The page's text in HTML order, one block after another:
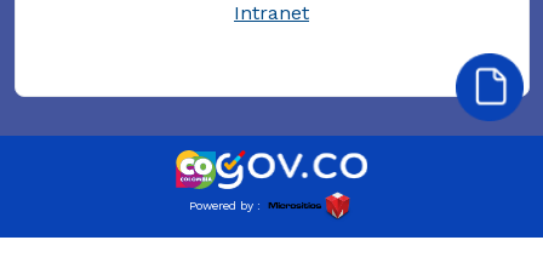
Intranet
Powered by :